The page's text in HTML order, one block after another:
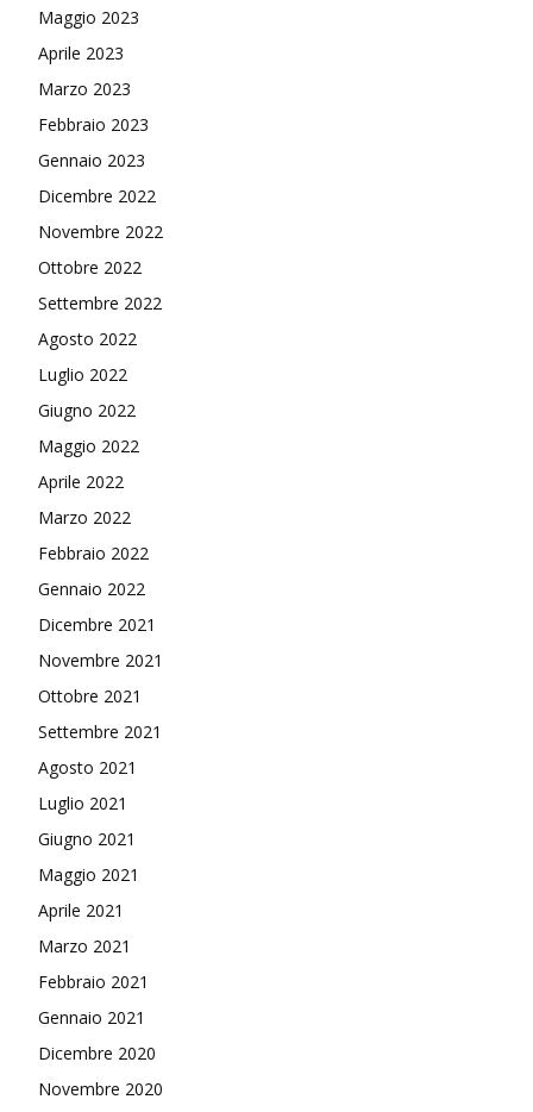
Maggio 2023
Aprile 2023
Marzo 2023
Febbraio 2023
Gennaio 2023
Dicembre 2022
Novembre 2022
Ottobre 2022
Settembre 2022
Agosto 2022
Luglio 2022
Giugno 2022
Maggio 2022
Aprile 2022
Marzo 2022
Febbraio 2022
Gennaio 2022
Dicembre 2021
Novembre 2021
Ottobre 2021
Settembre 2021
Agosto 2021
Luglio 2021
Giugno 2021
Maggio 2021
Aprile 2021
Marzo 2021
Febbraio 2021
Gennaio 2021
Dicembre 2020
Novembre 2020